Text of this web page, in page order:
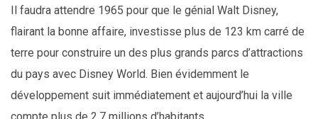
Il faudra attendre 1965 pour que le génial Walt Disney,
flairant la bonne affaire, investisse plus de 123 km carré de
terre pour construire un des plus grands parcs d’attractions
du pays avec Disney World. Bien évidemment le
développement suit immédiatement et aujourd’hui la ville